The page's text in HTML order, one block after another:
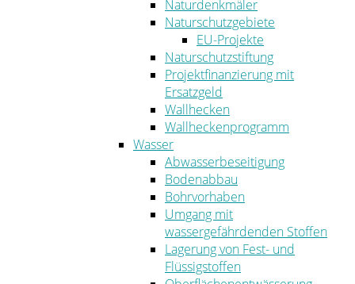
Naturdenkmäler
Naturschutzgebiete
EU-Projekte
Naturschutzstiftung
Projektfinanzierung mit
Ersatzgeld
Wallhecken
Wallheckenprogramm
Wasser
Abwasserbeseitigung
Bodenabbau
Bohrvorhaben
Umgang mit
wassergefährdenden Stoffen
Lagerung von Fest- und
Flüssigstoffen